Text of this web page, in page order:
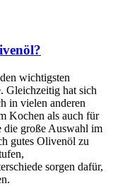
wichtigsten
Gleichzeitig hat sich
in vielen anderen
Kochen als auch für
die große Auswahl im
gutes Olivenöl zu
sorgen dafür,